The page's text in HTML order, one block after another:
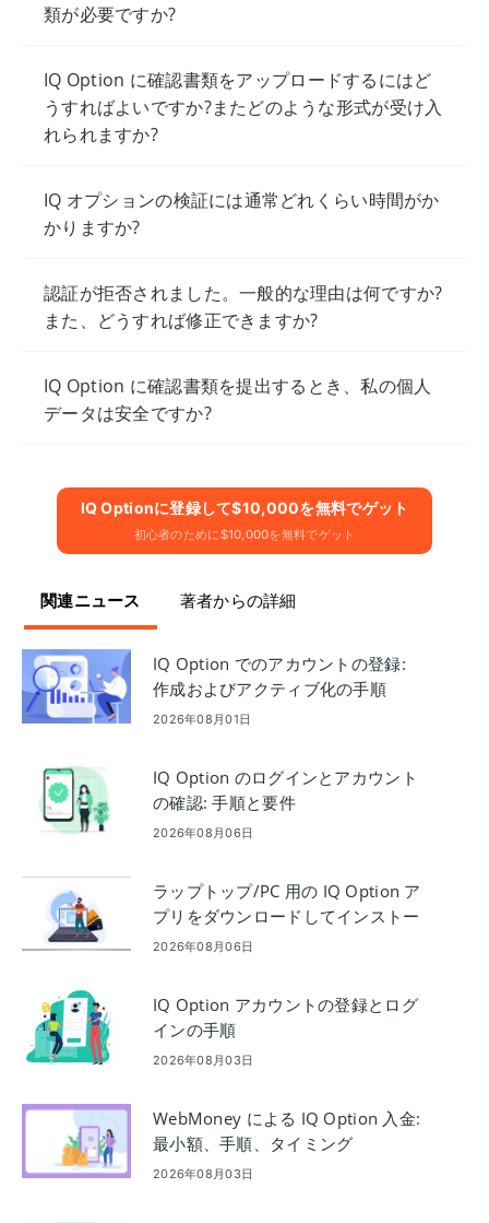
類が必要ですか?
IQ Option に確認書類をアップロードするにはど
うすればよいですか?またどのような形式が受け入
れられますか?
IQ オプションの検証には通常どれくらい時間がか
かりますか?
認証が拒否されました。一般的な理由は何ですか?
また、どうすれば修正できますか?
IQ Option に確認書類を提出するとき、私の個人
データは安全ですか?
IQ Optionに​​登録して$10,000を無料でゲット
初心者のために$10,000を無料でゲット
関連ニュース 著者からの詳細
IQ Option でのアカウントの登録:
作成およびアクティブ化の手順
2026年08月01日
IQ Option のログインとアカウント
の確認: 手順と要件
2026年08月06日
ラップトップ/PC 用の IQ Option ア
プリをダウンロードしてインストー
ルします (Windows、macOS)
2026年08月06日
IQ Option アカウントの登録とログ
インの手順
2026年08月03日
WebMoney による IQ Option 入金:
最小額、手順、タイミング
2026年08月03日